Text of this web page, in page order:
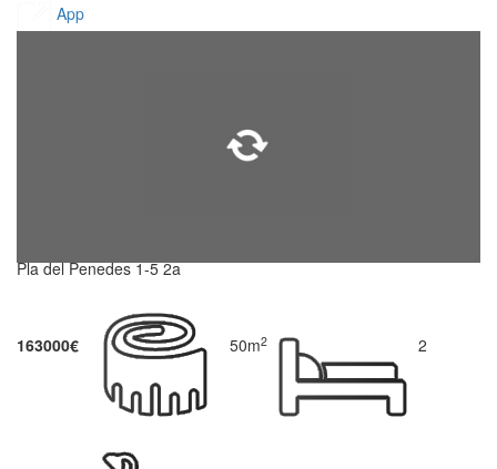
App
Pla del Penedes 1-5 2a
163000€ 50m2 2